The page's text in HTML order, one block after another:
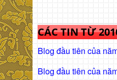
CÁC TIN TỪ
Blog đầu tiên của
Blog đầu tiên của